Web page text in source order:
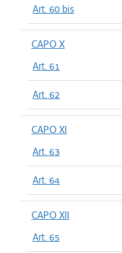
Art. 60 bis
CAPO X
Art. 61
Art. 62
CAPO XI
Art. 63
Art. 64
CAPO XII
Art. 65